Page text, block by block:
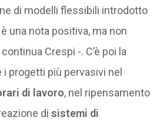
di modelli flessibili introdotto
è una nota positiva, ma non
Crespi -. C’è poi la
progetti più pervasivi nel
di lavoro, nel ripensamento
di sistemi di